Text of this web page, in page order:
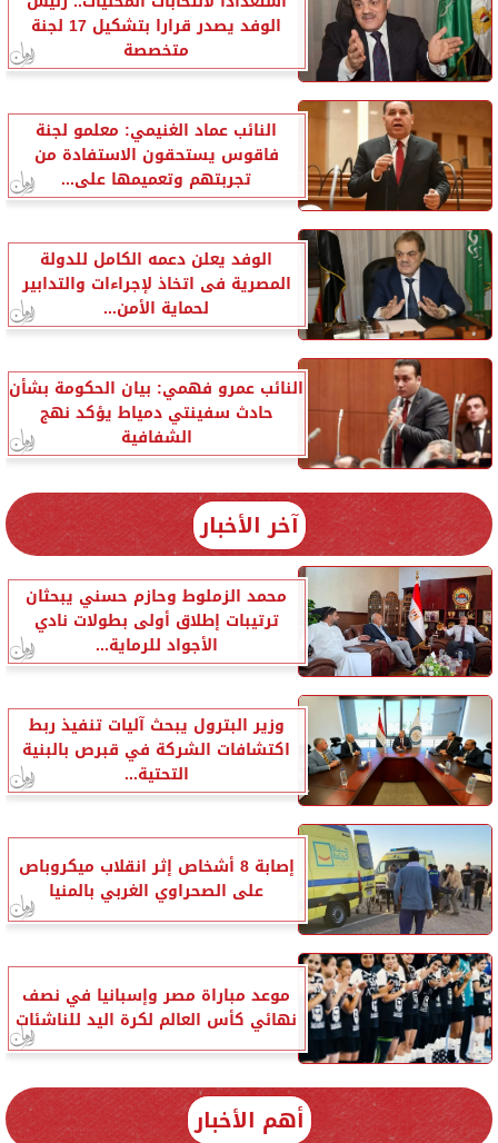
الوفد يصدر قرارا بتشكيل 17 لجنة
متخصصة
النائب عماد الغنيمي: معلمو لجنة
فاقوس يستحقون الاستفادة من
تجربتهم وتعميمها على...
الوفد يعلن دعمه الكامل للدولة
المصرية فى اتخاذ لإجراءات والتدابير
لحماية الأمن...
النائب عمرو فهمي: بيان الحكومة بشأن
حادث سفينتي دمياط يؤكد نهج
الشفافية
آخر الأخبار
محمد الزملوط وحازم حسني يبحثان
ترتيبات إطلاق أولى بطولات نادي
الأجواد للرماية...
وزير البترول يبحث آليات تنفيذ ربط
اكتشافات الشركة في قبرص بالبنية
التحتية...
إصابة 8 أشخاص إثر انقلاب ميكروباص
على الصحراوي الغربي بالمنيا
موعد مباراة مصر وإسبانيا في نصف
نهائي كأس العالم لكرة اليد للناشئات
أهم الأخبار